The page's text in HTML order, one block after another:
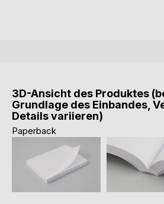
3D-Ansicht des Produktes
Grundlage des Einbandes,
Details variieren)
Paperback